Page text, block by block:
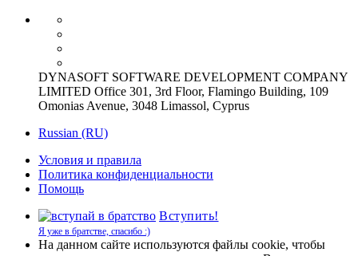
DYNASOFT SOFTWARE DEVELOPMENT COMPANY
LIMITED Office 301, 3rd Floor, Flamingo Building, 109
Omonias Avenue, 3048 Limassol, Cyprus
Russian (RU)
Условия и правила
Политика конфиденциальности
Помощь
Вступить!
Я уже в братстве, спасибо :)
На данном сайте используются файлы cookie, чтобы